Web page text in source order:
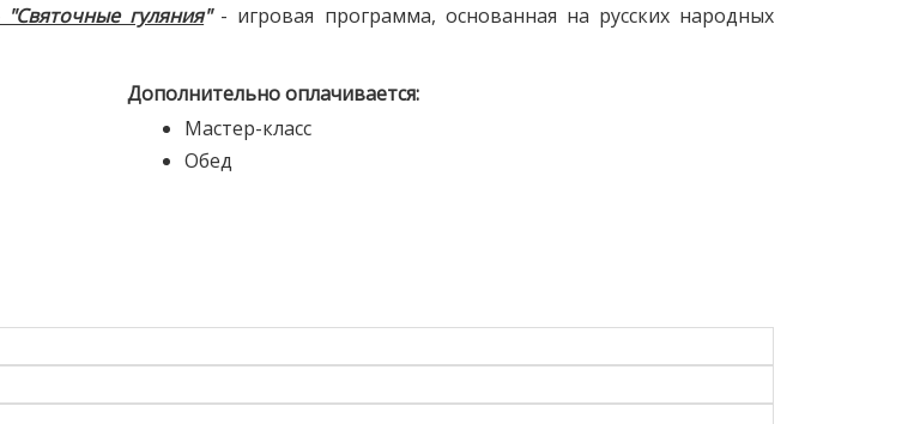
"Святочные гуляния"- игровая программа, основанная на русских народных
Дополнительно оплачивается:
Мастер-класс
Обед